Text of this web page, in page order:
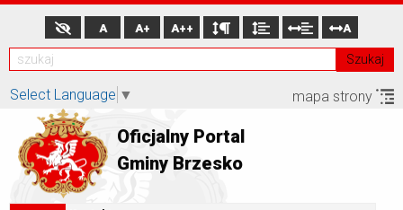
Szukaj
A A+ A++ A
Select Language ▼ mapa strony
Oficjalny Portal
Gminy Brzesko